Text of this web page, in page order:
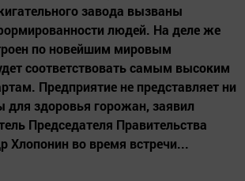
завода вызваны
людей. На деле же
по новейшим мировым
соответствовать самым высоким
Предприятие не представляет ни
для здоровья горожан, заявил
Председателя Правительства
Хлопонин во время встречи...